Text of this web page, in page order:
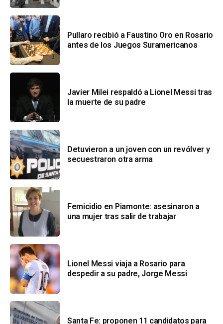
Pullaro recibió a Faustino Oro en Rosario
antes de los Juegos Suramericanos
Javier Milei respaldó a Lionel Messi tras
la muerte de su padre
Detuvieron a un joven con un revólver y
secuestraron otra arma
Femicidio en Piamonte: asesinaron a
una mujer tras salir de trabajar
Lionel Messi viaja a Rosario para
despedir a su padre, Jorge Messi
Santa Fe: proponen 11 candidatos para